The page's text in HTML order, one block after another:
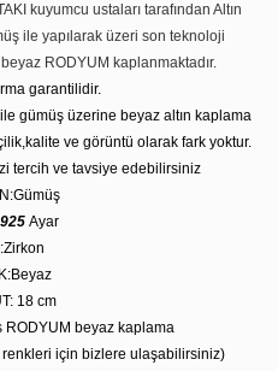
kuyumcu ustaları tarafından Altın
ile yapılarak üzeri son teknoloji
RODYUM kaplanmaktadır.
garantilidir.
gümüş üzerine beyaz altın kaplama
ve görüntü olarak fark yoktur.
tercih ve tavsiye edebilirsiniz
925 Ayar
18 cm
RODYUM beyaz kaplama
için bizlere ulaşabilirsiniz)